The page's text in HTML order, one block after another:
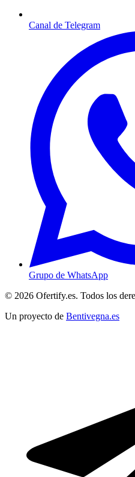
Canal de Telegram
Grupo de WhatsApp
© 2026 Ofertify.es. Todos los
Un proyecto de Bentivegna.es